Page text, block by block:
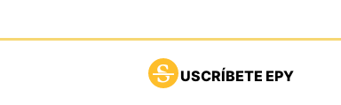
USCRÍBETE EPY